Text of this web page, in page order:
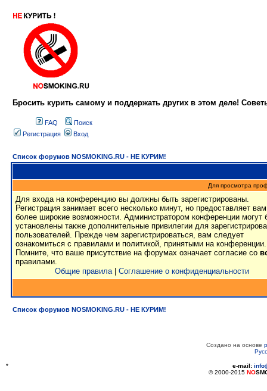
Бросить курить самому и поддержать других в этом деле!
FAQ
Поиск
Регистрация
Вход
Список форумов NOSMOKING.RU - НЕ КУРИМ!
Для просмотра
Для входа на конференцию вы должны быть зарегистрированы.
Регистрация занимает всего несколько минут, но предоставляет вам
более широкие возможности. Администратором конференции могут
установлены также дополнительные привилегии для
пользователей. Прежде чем зарегистрироваться, вам следует
ознакомиться с правилами и политикой, принятыми на конференции.
Помните, что ваше присутствие на форумах означает согласие со
правилами.
Общие правила| Соглашение о конфиденциальности
Список форумов NOSMOKING.RU - НЕ КУРИМ!
Создано на основе
* e-mail:
© 2000-2015 NO